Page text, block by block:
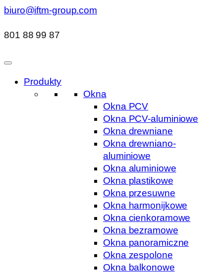
biuro@iftm-group.com
801 88 99 87
Produkty
Okna
Okna PCV
Okna PCV-aluminiowe
Okna drewniane
Okna drewniano-
aluminiowe
Okna aluminiowe
Okna plastikowe
Okna przesuwne
Okna harmonijkowe
Okna cienkoramowe
Okna bezramowe
Okna panoramiczne
Okna zespolone
Okna balkonowe